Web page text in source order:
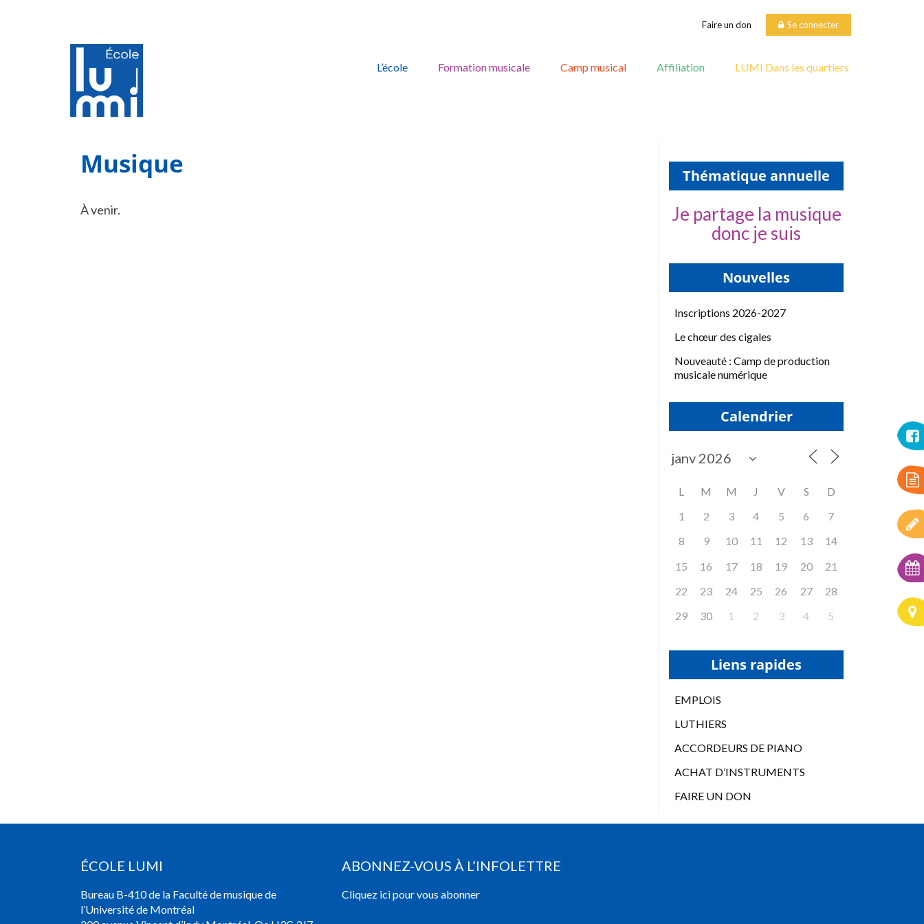
Faire un don Se connecter
content
L’école Formation musicale Camp musical Affiliation LUMI Dans les quartiers
Musique
À venir.
Thématique annuelle
Je partage la musique
donc je suis
Nouvelles
Inscriptions 2026-2027
Le chœur des cigales
Nouveauté : Camp de production
musicale numérique
Calendrier
L M M J V S
D
1
2 3 4 5 6
7
8
9 10 11 12 13
14
15
16 17 18 19 20
21
22
23 24 25 26 27
28
29
30 1 2 3 4 5
Liens rapides
EMPLOIS
LUTHIERS
ACCORDEURS DE PIANO
ACHAT D’INSTRUMENTS
FAIRE UN DON
ÉCOLE LUMI
Bureau B-410 de la Faculté de musique de
l’Université de Montréal
ABONNEZ-VOUS À L’INFOLETTRE
Cliquez ici pour vous abonner